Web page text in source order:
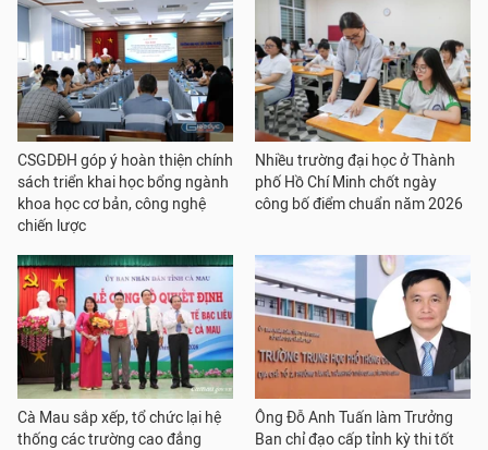
CSGDĐH góp ý hoàn thiện chính
sách triển khai học bổng ngành
khoa học cơ bản, công nghệ
chiến lược
Nhiều trường đại học ở Thành
phố Hồ Chí Minh chốt ngày
công bố điểm chuẩn năm 2026
Cà Mau sắp xếp, tổ chức lại hệ
thống các trường cao đẳng
Ông Đỗ Anh Tuấn làm Trưởng
Ban chỉ đạo cấp tỉnh kỳ thi tốt